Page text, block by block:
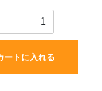
ートに入れる